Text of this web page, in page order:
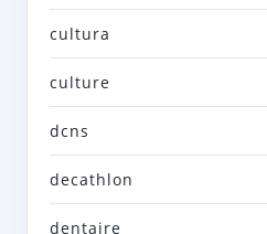
cultura
culture
dcns
decathlon
dentaire